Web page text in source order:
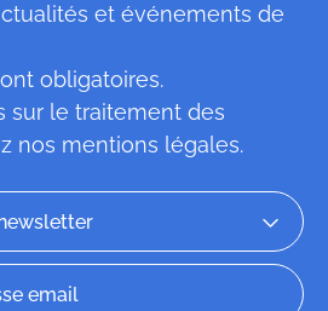
et événements de
obligatoires.
sur le traitement des
nos mentions légales.